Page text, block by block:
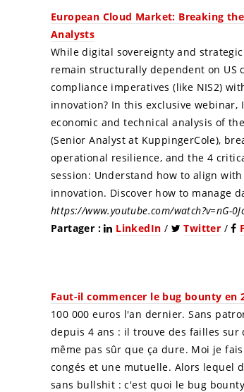
European Cloud Market: Breaking
Analysts
While digital sovereignty and
remain structurally dependent on US
compliance imperatives (like NIS2)
innovation? In this exclusive webinar,
economic and technical analysis of
(Senior Analyst at KuppingerCole),
operational resilience, and the 4
session: Understand how to align
innovation. Discover how to manage
https://www.youtube.com/watch?v=nG-
Partager :
LinkedIn / Twitter /
Faut-il commencer le bug bounty en
100 000 euros l'an dernier. Sans
depuis 4 ans : il trouve des failles sur
même pas sûr que ça dure. Moi je
congés et une mutuelle. Alors lequel
sans bullshit : c'est quoi le bug